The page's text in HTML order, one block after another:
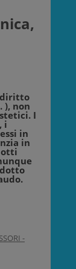
), non
I
i
in
in
-